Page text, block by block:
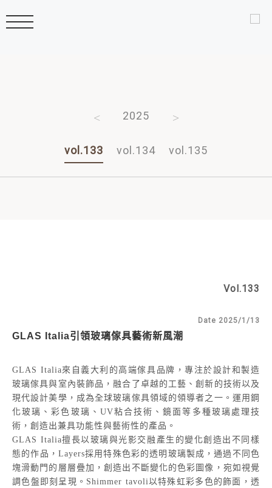
2025
vol.133 vol.134 vol.135
Vol.133
Date 2025/1/13
GLAS Italia引領玻璃傢具藝術新風潮
GLAS Italia來自義大利的高端傢具品牌，專注於設計和製造
玻璃傢具與室內裝飾品，融合了卓越的工藝、創新的技術以及
現代設計美學，成為全球玻璃傢具領域的領導者之一。運用鋼
化玻璃、彩色玻璃、UV粘合技術、鏡面等多種玻璃處理技
術，創造出兼具功能性與藝術性的產品。
GLAS Italia擅長以玻璃與光影交融產生的變化創造出不同樣
態的作品，Layers採用特殊色彩的透明玻璃製成，通過不同色
塊滑動門的層層疊加，創造出不斷變化的色彩圖像，宛如視覺
調色盤即刻呈現。Shimmer tavoli以特殊虹彩多色的飾面，透